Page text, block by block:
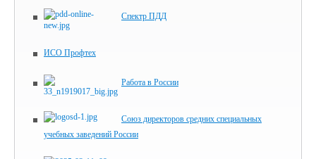
Спектр ПДД
ИСО Профтех
Работа в России
Союз директоров​ средних специальных
учебных заведений России